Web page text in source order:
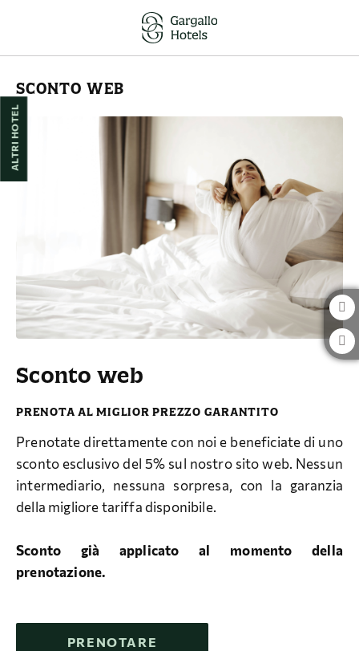
SCONTO WEB
Sconto web
PRENOTA AL MIGLIOR PREZZO GARANTITO
Prenotate direttamente con noi e beneficiate di uno
sconto esclusivo del 5% sul nostro sito web. Nessun
intermediario, nessuna sorpresa, con la garanzia
della migliore tariffa disponibile.
Sconto già applicato al momento della
prenotazione.
PRENOTARE
ALTRI HOTEL